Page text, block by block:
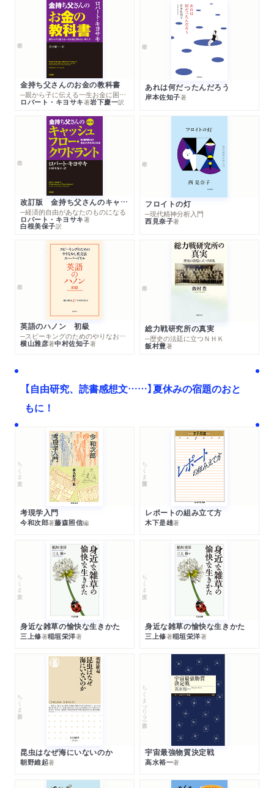
金持ち父さんのお金の教科書
─親から子に伝える一生お金に困らない考え方
ロバート・キヨサキ著岩下慶一訳
あれは何だったんだろう
岸本佐知子著
改訂版 金持ち父さんのキャッシュフロー・クワドラント
─経済的自由があなたのものになる
ロバート・キヨサキ著
白根美保子訳
フロイトの灯
─現代精神分析入門
西見奈子著
英語のハノン 初級
─スピーキングのためのやりなおし英文法スーパードリル
横山雅彦著中村佐知子著
総力戦研究所の真実
─歴史の法廷に立つＮＨＫ
飯村豊著
【自由研究、読書感想文……】夏休みの宿題のおと
もに！
ちくま文庫
考現学入門
今和次郎著藤森照信編
ちくま学芸文庫
レポートの組み立て方
木下是雄著
ちくま文庫
身近な雑草の愉快な生きかた
三上修著稲垣栄洋著
ちくま文庫
身近な雑草の愉快な生きかた
三上修著稲垣栄洋著
ちくま新書
昆虫はなぜ海にいないのか
朝野維起著
ちくまプリマー新書
宇宙最強物質決定戦
高水裕一著